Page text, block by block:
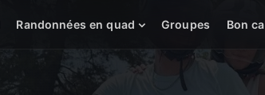
Randonnées en quad Groupes Bon